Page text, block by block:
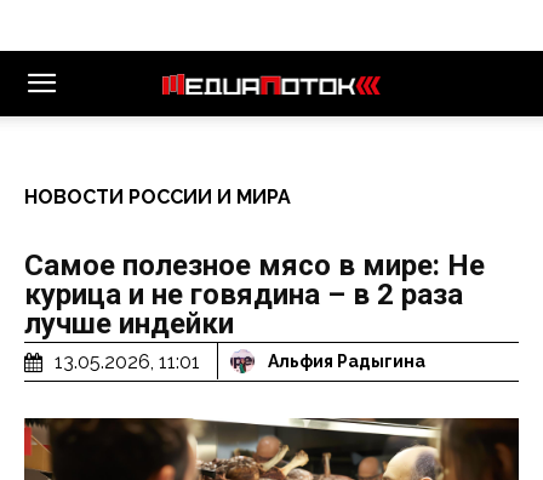
НОВОСТИ РОССИИ И МИРА
Самое полезное мясо в мире: Не
курица и не говядина – в 2 раза
лучше индейки
13.05.2026, 11:01 Альфия Радыгина